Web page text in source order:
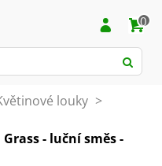
0
louky >
- luční směs -